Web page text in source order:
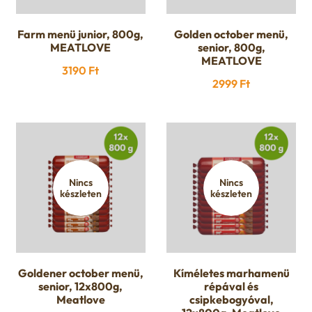
u
Farm menü junior, 800g,
MEATLOVE
3190 Ft
Golden october menü,
senior, 800g,
MEATLOVE
2999 Ft
Nincs
készleten
Goldener october menü,
senior, 12x800g,
Meatlove
Nincs
készleten
Kíméletes marhamenü
répával és
csipkebogyóval,